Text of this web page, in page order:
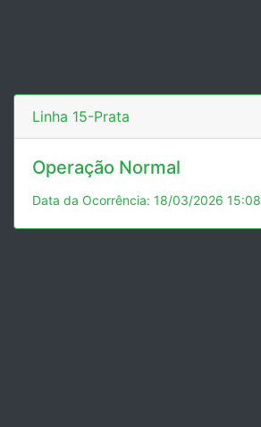
Linha 15-Prata
Operação Normal
Data da Ocorrência: 18/03/2026 15:08